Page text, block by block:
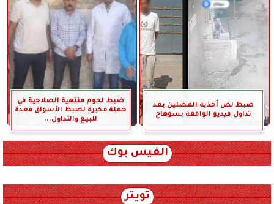
ضبط لص أحذية المصلين بعد
تداول فيديو الواقعة بسوهاج
ضبط لحوم منتهية الصلاحية في
حملة مكبرة لضبط الأسواق معدة
للبيع والتداول...
الفيس بوك
تويتر